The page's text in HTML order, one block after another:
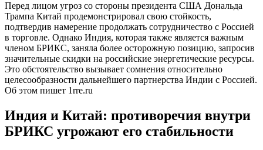
Перед лицом угроз со стороны президента США Дональда
Трампа Китай продемонстрировал свою стойкость,
подтвердив намерение продолжать сотрудничество с Россией
в торговле. Однако Индия, которая также является важным
членом БРИКС, заняла более осторожную позицию, запросив
значительные скидки на российские энергетические ресурсы.
Это обстоятельство вызывает сомнения относительно
целесообразности дальнейшего партнерства Индии с Россией.
Об этом пишет 1rre.ru
Индия и Китай: противоречия внутри
БРИКС угрожают его стабильности